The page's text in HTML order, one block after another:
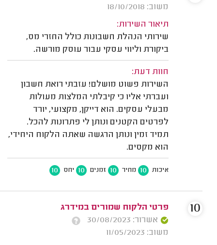
משוב: 18/10/2018
תיאור השירות:
שירותי הנהלת חשבונות כולל החזרי מס,
ביקורת וליווי עסקי עבור עוסק מורשה.
חוות דעת:
השירות פשוט מושלם! עזבתי רואת חשבון
ועברתי אליו כי קיבלתי המלצות מעולות
מבעלי עסקים. הוא דייקן, מקצועי, יורד
לפרטים הקטנים ונותן לי פתרונות להכל.
תמיד זמין ונותן הרגשה שאתה הלקוח היחידי,
הוא מקסים.
איכות 10 מחיר 10 זמנים 10 יחס 10
פרטי הלקוח שמורים במידרג
אשרור: 30/08/2023
משוב: 11/05/2023
10